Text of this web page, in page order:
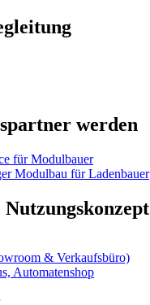
werden
für Modulbauer
Modulbau für Ladenbauer
Nutzungskonzept
& Verkaufsbüro)
Automatenshop